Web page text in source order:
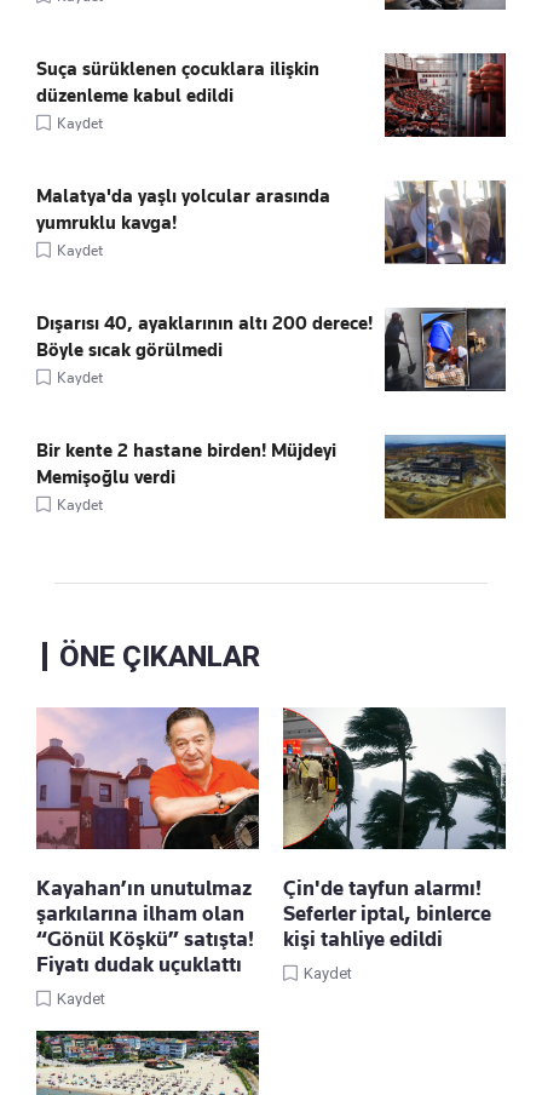
Suça sürüklenen çocuklara ilişkin
düzenleme kabul edildi
Kaydet
Malatya'da yaşlı yolcular arasında
yumruklu kavga!
Kaydet
Dışarısı 40, ayaklarının altı 200 derece!
Böyle sıcak görülmedi
Kaydet
Bir kente 2 hastane birden! Müjdeyi
Memişoğlu verdi
Kaydet
ÖNE ÇIKANLAR
Kayahan’ın unutulmaz
şarkılarına ilham olan
“Gönül Köşkü” satışta!
Fiyatı dudak uçuklattı
Kaydet
Çin'de tayfun alarmı!
Seferler iptal, binlerce
kişi tahliye edildi
Kaydet